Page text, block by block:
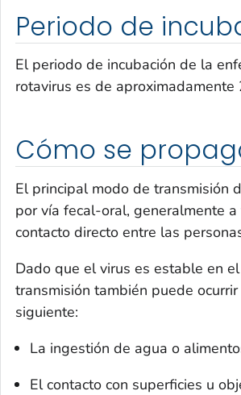
Periodo de
El periodo de incubación de la
rotavirus es de aproximadamente
Cómo se
El principal modo de transmisión
por vía fecal-oral, generalmente
contacto directo entre las
Dado que el virus es estable en
transmisión también puede
siguiente:
La ingestión de agua o
El contacto con superficies u